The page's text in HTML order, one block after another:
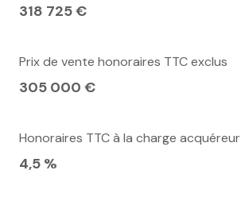
318 725 €
Prix de vente honoraires TTC exclus
305 000 €
Honoraires TTC à la charge acquéreur
4,5 %